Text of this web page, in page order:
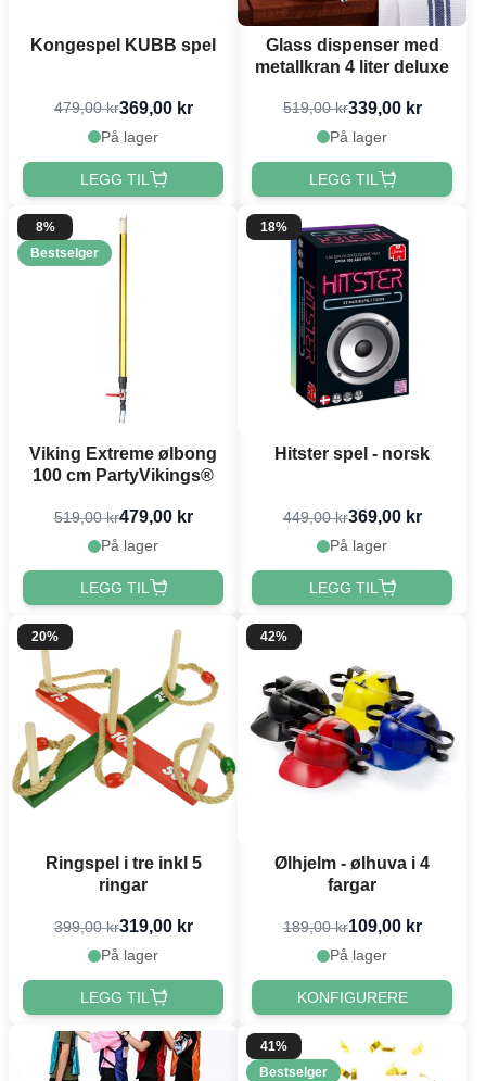
Kongespel KUBB spel
479,00 kr369,00 kr
På lager
LEGG TIL
Glass dispenser med
metallkran 4 liter deluxe
519,00 kr339,00 kr
På lager
LEGG TIL
8%
Bestselger
Viking Extreme ølbong
100 cm PartyVikings®
519,00 kr479,00 kr
På lager
LEGG TIL
18%
Hitster spel - norsk
449,00 kr369,00 kr
På lager
LEGG TIL
20%
Ringspel i tre inkl 5
ringar
399,00 kr319,00 kr
På lager
LEGG TIL
42%
Ølhjelm - ølhuva i 4
fargar
189,00 kr109,00 kr
På lager
KONFIGURERE
41%
Bestselger